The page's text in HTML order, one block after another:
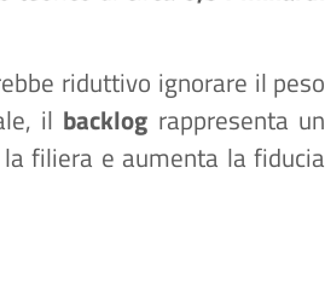
riduttivo ignorare il peso
il backlog rappresenta un
filiera e aumenta la fiducia